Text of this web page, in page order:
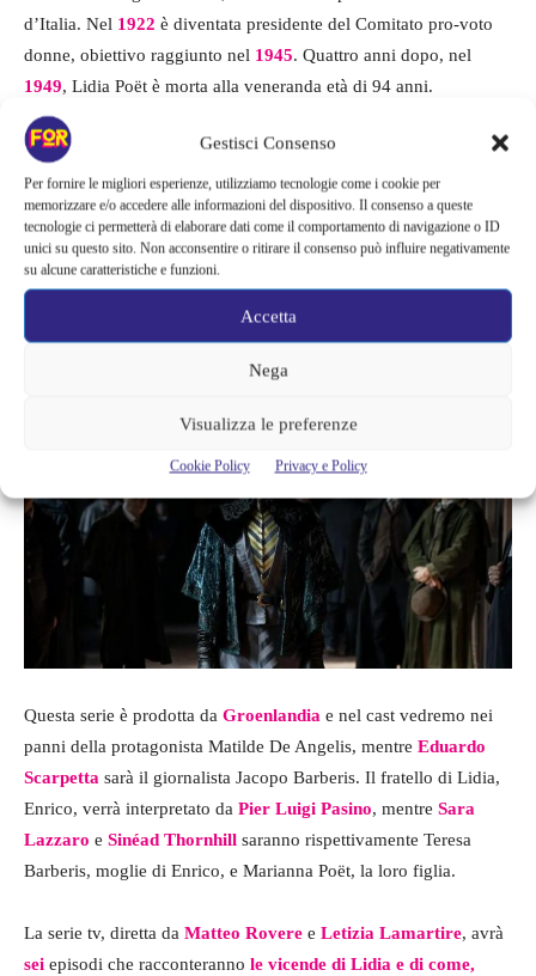
Gestisci Consenso
Per fornire le migliori esperienze, utilizziamo tecnologie come i cookie per
memorizzare e/o accedere alle informazioni del dispositivo. Il consenso a queste
tecnologie ci permetterà di elaborare dati come il comportamento di navigazione o ID
unici su questo sito. Non acconsentire o ritirare il consenso può influire negativamente
su alcune caratteristiche e funzioni.
Accetta
Nega
Visualizza le preferenze
Cookie Policy Privacy e Policy
d’Italia. Nel 1922 è diventata presidente del Comitato pro-voto
donne, obiettivo raggiunto nel 1945. Quattro anni dopo, nel
1949, Lidia Poët è morta alla veneranda età di 94 anni.
La serie tv targata Netflix
La straordinaria storia della prima avvocata d’Italia verrà narrata
grazie alla serie tv Netflix,disponibile dal 15 febbraio.La serie
si intitola La legge di Lidia Poët e racconterà le sue peripezie
affrontate per esercitare la professione per la quale ha studiato
molto.
Questa serie è prodotta da Groenlandia e nel cast vedremo nei
panni della protagonista Matilde De Angelis, mentre Eduardo
Scarpetta sarà il giornalista Jacopo Barberis. Il fratello di Lidia,
Enrico, verrà interpretato da Pier Luigi Pasino, mentre Sara
Lazzaro e Sinéad Thornhill saranno rispettivamente Teresa
Barberis, moglie di Enrico, e Marianna Poët, la loro figlia.
La serie tv, diretta da Matteo Rovere e Letizia Lamartire, avrà
sei episodi che racconteranno le vicende di Lidia e di come,